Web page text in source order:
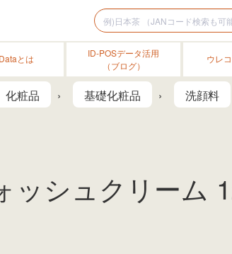
とは
ID-POSデータ活用
（ブログ）
ウレ
化粧品 基礎化粧品 洗顔料
シュクリーム